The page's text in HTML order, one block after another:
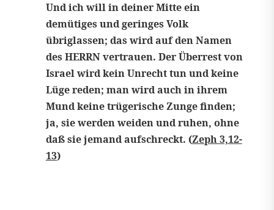
Und ich will in deiner Mitte ein
demütiges und geringes Volk
übriglassen; das wird auf den Namen
des HERRN vertrauen. Der Überrest von
Israel wird kein Unrecht tun und keine
Lüge reden; man wird auch in ihrem
Mund keine trügerische Zunge finden;
ja, sie werden weiden und ruhen, ohne
daß sie jemand aufschreckt. (Zeph 3,12-
13)